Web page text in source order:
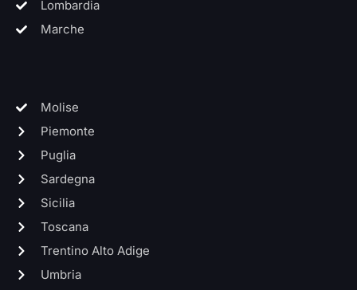
Lombardia
Marche
Molise
Piemonte
Puglia
Sardegna
Sicilia
Toscana
Trentino Alto Adige
Umbria